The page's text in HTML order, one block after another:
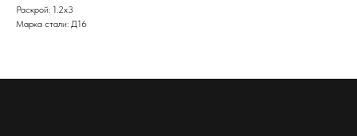
Раскрой: 1.2х3
Марка стали: Д16